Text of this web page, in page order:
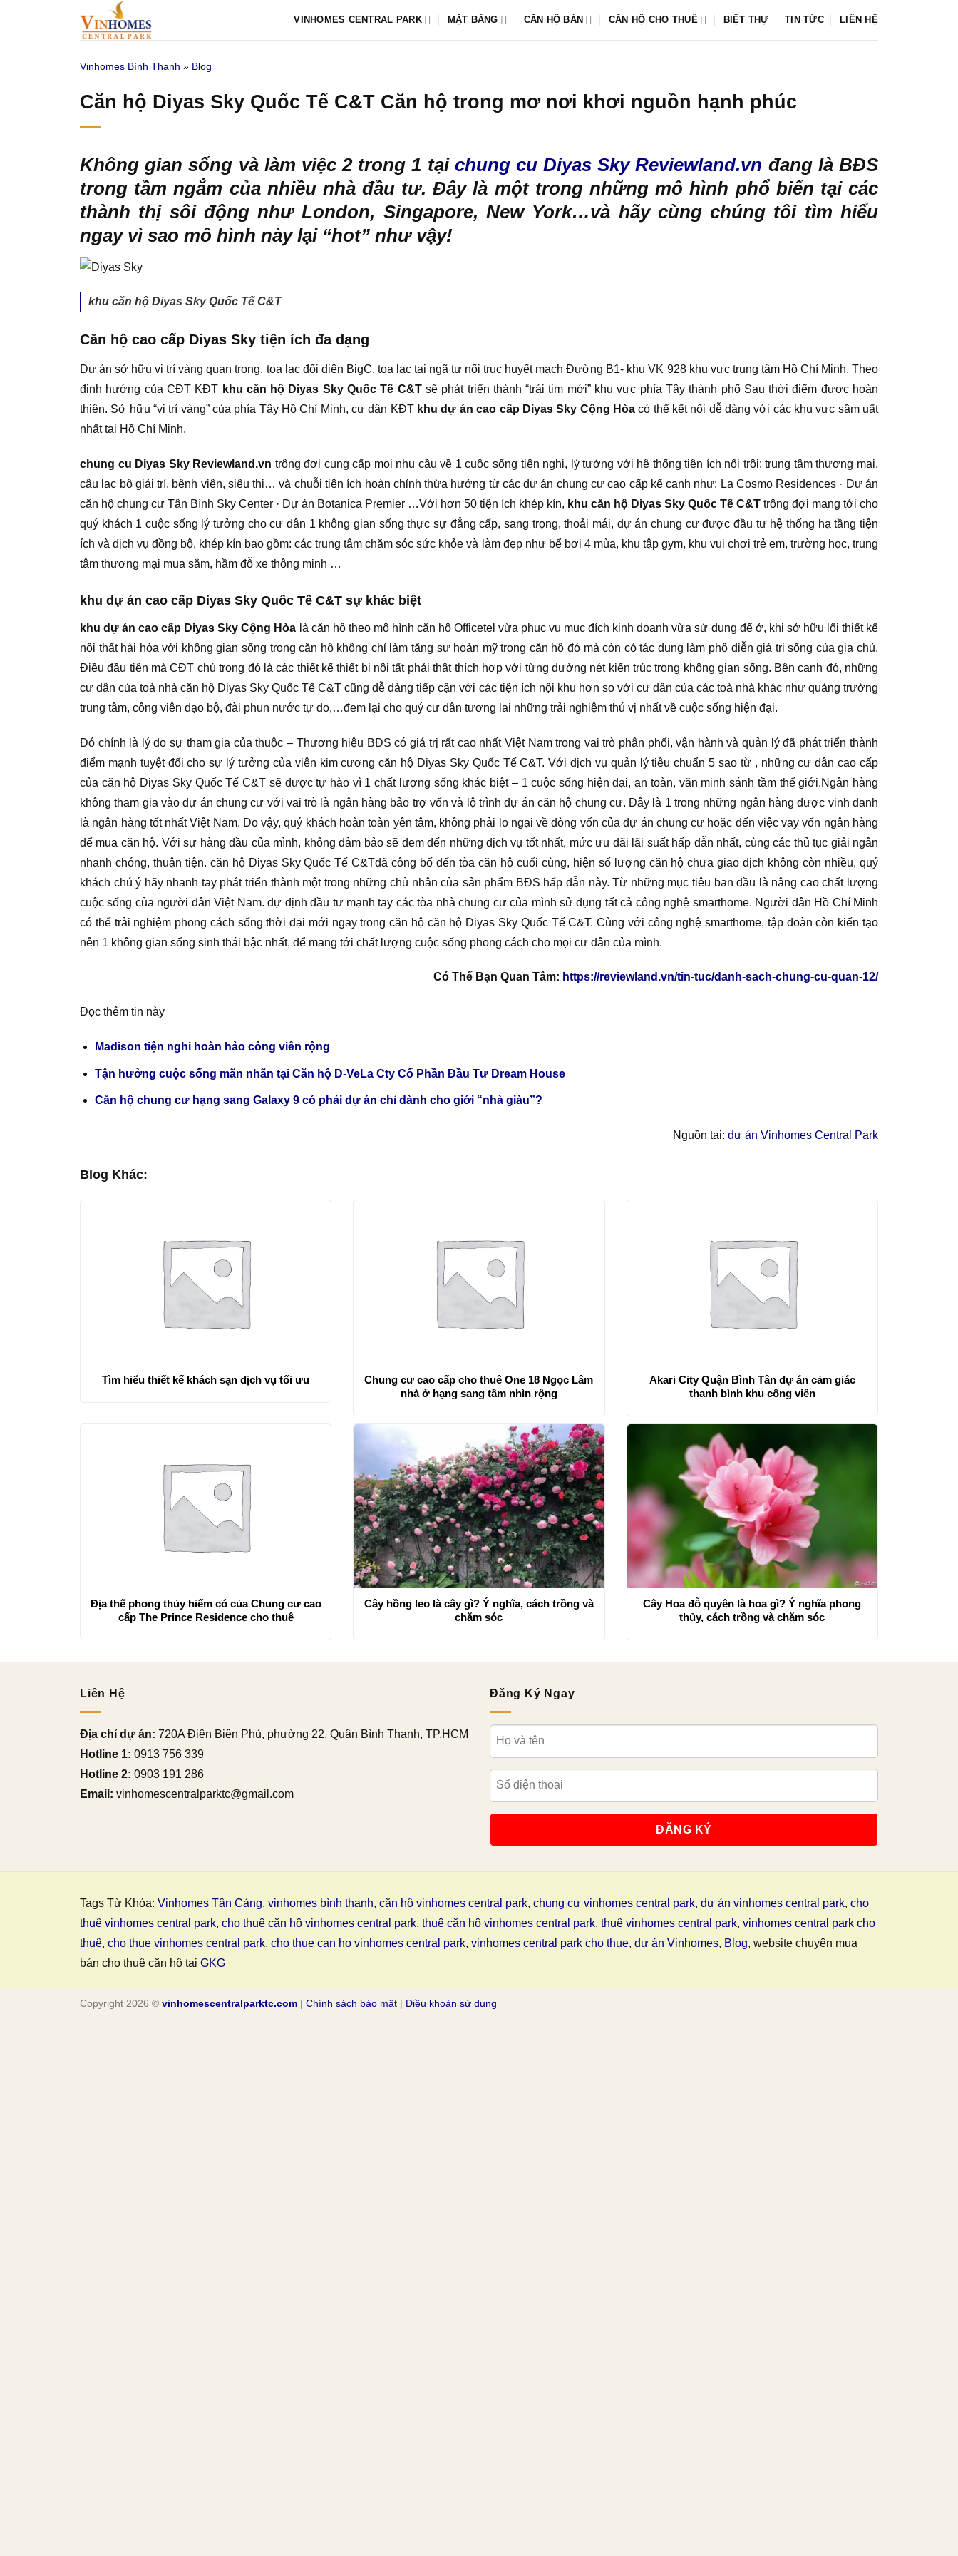
VINHOMES CENTRAL PARK MẶT BẰNG CĂN HỘ BÁN CĂN HỘ CHO THUÊ BIỆT THỰ TIN TỨC LIÊN HỆ
Vinhomes Bình Thạnh » Blog
Căn hộ Diyas Sky Quốc Tế C&T Căn hộ trong mơ nơi khơi nguồn hạnh phúc
Không gian sống và làm việc 2 trong 1 tại chung cu Diyas Sky Reviewland.vn đang là BĐS
trong tầm ngắm của nhiều nhà đầu tư. Đây là một trong những mô hình phổ biến tại các
thành thị sôi động như London, Singapore, New York…và hãy cùng chúng tôi tìm hiểu
ngay vì sao mô hình này lại “hot” như vậy!
khu căn hộ Diyas Sky Quốc Tế C&T
Căn hộ cao cấp Diyas Sky tiện ích đa dạng
Dự án sở hữu vị trí vàng quan trọng, tọa lạc đối diện BigC, tọa lạc tại ngã tư nối trục huyết mạch Đường B1- khu VK 928 khu vực trung tâm Hồ Chí Minh. Theo
định hướng của CĐT KĐT khu căn hộ Diyas Sky Quốc Tế C&Tsẽ phát triển thành “trái tim mới” khu vực phía Tây thành phố Sau thời điểm được hoàn
thiện. Sở hữu “vị trí vàng” của phía Tây Hồ Chí Minh, cư dân KĐT khu dự án cao cấp Diyas Sky Cộng Hòacó thể kết nối dễ dàng với các khu vực sầm uất
nhất tại Hồ Chí Minh.
chung cu Diyas Sky Reviewland.vn trông đợi cung cấp mọi nhu cầu về 1 cuộc sống tiện nghi, lý tưởng với hệ thống tiện ích nổi trội: trung tâm thương mại,
câu lạc bộ giải trí, bệnh viện, siêu thị… và chuỗi tiện ích hoàn chỉnh thừa hưởng từ các dự án chung cư cao cấp kế cạnh như: La Cosmo Residences · Dự án
căn hộ chung cư Tân Bình Sky Center · Dự án Botanica Premier …Với hơn 50 tiện ích khép kín, khu căn hộ Diyas Sky Quốc Tế C&T trông đợi mang tới cho
quý khách 1 cuộc sống lý tưởng cho cư dân 1 không gian sống thực sự đẳng cấp, sang trọng, thoải mái, dự án chung cư được đầu tư hệ thống hạ tầng tiện
ích và dịch vụ đồng bộ, khép kín bao gồm: các trung tâm chăm sóc sức khỏe và làm đẹp như bể bơi 4 mùa, khu tập gym, khu vui chơi trẻ em, trường học, trung
tâm thương mại mua sắm, hầm đỗ xe thông minh …
khu dự án cao cấp Diyas Sky Quốc Tế C&T sự khác biệt
khu dự án cao cấp Diyas Sky Cộng Hòa là căn hộ theo mô hình căn hộ Officetel vừa phục vụ mục đích kinh doanh vừa sử dụng để ở, khi sở hữu lối thiết kế
nội thất hài hòa với không gian sống trong căn hộ không chỉ làm tăng sự hoàn mỹ trong căn hộ đó mà còn có tác dụng làm phô diễn giá trị sống của gia chủ.
Điều đầu tiên mà CĐT chú trọng đó là các thiết kế thiết bị nội tất phải thật thích hợp với từng dường nét kiến trúc trong không gian sống. Bên cạnh đó, những
cư dân của toà nhà căn hộ Diyas Sky Quốc Tế C&T cũng dễ dàng tiếp cận với các tiện ích nội khu hơn so với cư dân của các toà nhà khác như quảng trường
trung tâm, công viên dạo bộ, đài phun nước tự do,…đem lại cho quý cư dân tương lai những trải nghiệm thú vị nhất về cuộc sống hiện đại.
Đó chính là lý do sự tham gia của thuộc – Thương hiệu BĐS có giá trị rất cao nhất Việt Nam trong vai trò phân phối, vận hành và quản lý đã phát triển thành
điểm mạnh tuyệt đối cho sự lý tưởng của viên kim cương căn hộ Diyas Sky Quốc Tế C&T. Với dịch vụ quản lý tiêu chuẩn 5 sao từ , những cư dân cao cấp
của căn hộ Diyas Sky Quốc Tế C&T sẽ được tự hào vì 1 chất lượng sống khác biệt – 1 cuộc sống hiện đại, an toàn, văn minh sánh tầm thế giới.Ngân hàng
không tham gia vào dự án chung cư với vai trò là ngân hàng bảo trợ vốn và lộ trình dự án căn hộ chung cư. Đây là 1 trong những ngân hàng được vinh danh
là ngân hàng tốt nhất Việt Nam. Do vậy, quý khách hoàn toàn yên tâm, không phải lo ngại về dòng vốn của dự án chung cư hoặc đến việc vay vốn ngân hàng
để mua căn hộ. Với sự hàng đầu của mình, không đảm bảo sẽ đem đến những dịch vụ tốt nhất, mức ưu đãi lãi suất hấp dẫn nhất, cùng các thủ tục giải ngân
nhanh chóng, thuận tiện. căn hộ Diyas Sky Quốc Tế C&Tđã công bố đến tòa căn hộ cuối cùng, hiện số lượng căn hộ chưa giao dịch không còn nhiều, quý
khách chú ý hãy nhanh tay phát triển thành một trong những chủ nhân của sản phẩm BĐS hấp dẫn này. Từ những mục tiêu ban đầu là nâng cao chất lượng
cuộc sống của người dân Việt Nam. dự định đầu tư mạnh tay các tòa nhà chung cư của mình sử dụng tất cả công nghệ smarthome. Người dân Hồ Chí Minh
có thể trải nghiệm phong cách sống thời đại mới ngay trong căn hộ căn hộ Diyas Sky Quốc Tế C&T. Cùng với công nghệ smarthome, tập đoàn còn kiến tạo
nên 1 không gian sống sinh thái bậc nhất, để mang tới chất lượng cuộc sống phong cách cho mọi cư dân của mình.
Có Thể Bạn Quan Tâm: https://reviewland.vn/tin-tuc/danh-sach-chung-cu-quan-12/
Đọc thêm tin này
Madison tiện nghi hoàn hảo công viên rộng
Tận hưởng cuộc sống mãn nhãn tại Căn hộ D-VeLa Cty Cổ Phần Đầu Tư Dream House
Căn hộ chung cư hạng sang Galaxy 9 có phải dự án chỉ dành cho giới “nhà giàu”?
Nguồn tại: dự án Vinhomes Central Park
Blog Khác:
Tìm hiểu thiết kế khách sạn dịch vụ tối ưu
Chung cư cao cấp cho thuê One 18 Ngọc Lâm
nhà ở hạng sang tầm nhìn rộng
Akari City Quận Bình Tân dự án cảm giác
thanh bình khu công viên
Địa thế phong thủy hiếm có của Chung cư cao
cấp The Prince Residence cho thuê
Cây hồng leo là cây gì? Ý nghĩa, cách trồng và
chăm sóc
Cây Hoa đỗ quyên là hoa gì? Ý nghĩa phong
thủy, cách trồng và chăm sóc
Liên Hệ
Địa chỉ dự án: 720A Điện Biên Phủ, phường 22, Quận Bình Thạnh, TP.HCM
Hotline 1: 0913 756 339
Hotline 2: 0903 191 286
Email: vinhomescentralparktc@gmail.com
Đăng Ký Ngay
Tags Từ Khóa: Vinhomes Tân Cảng, vinhomes bình thạnh, căn hộ vinhomes central park, chung cư vinhomes central park, dự án vinhomes central park, cho
thuê vinhomes central park, cho thuê căn hộ vinhomes central park, thuê căn hộ vinhomes central park, thuê vinhomes central park, vinhomes central park cho
thuê, cho thue vinhomes central park, cho thue can ho vinhomes central park, vinhomes central park cho thue, dự án Vinhomes, Blog, website chuyên mua
bán cho thuê căn hộ tại GKG
Copyright 2026 © vinhomescentralparktc.com | Chính sách bảo mật | Điều khoản sử dụng